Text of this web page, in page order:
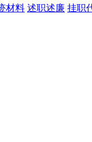
材料 述职述廉 挂职